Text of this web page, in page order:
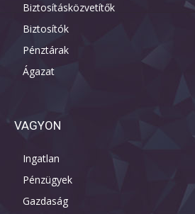
Biztosításközvetítők
Biztosítók
Pénztárak
Ágazat
VAGYON
Ingatlan
Pénzügyek
Gazdaság